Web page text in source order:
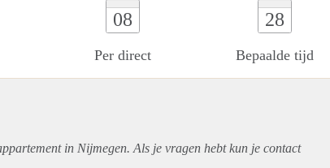
08
Per direct
28
Bepaalde tijd
in Nijmegen. Als je vragen hebt kun je contact